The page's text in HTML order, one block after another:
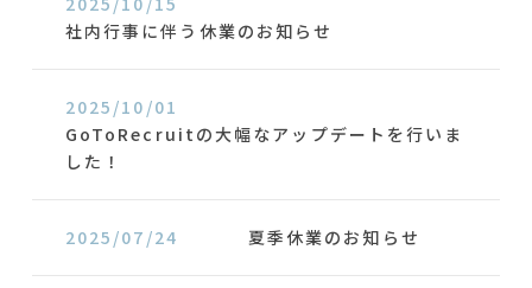
社内行事に伴う休業のお知らせ
2025/10/01
GoToRecruitの大幅なアップデートを行いま
した！
2025/07/24 夏季休業のお知らせ